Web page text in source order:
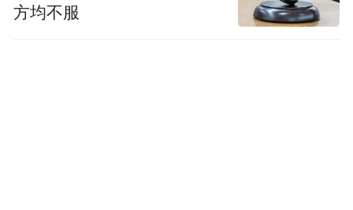
方均不服